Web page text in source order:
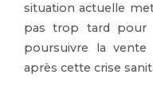
situation actuelle
pas trop tard pour
poursuivre la
après cette crise